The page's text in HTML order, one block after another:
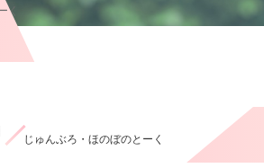
く
じゅんぶろ・ほのぼのとーく